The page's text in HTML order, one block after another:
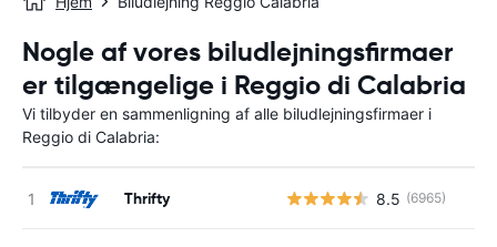
Nogle af vores biludlejningsfirmaer
er tilgængelige i Reggio di Calabria
Vi tilbyder en sammenligning af alle biludlejningsfirmaer i
Reggio di Calabria:
Thrifty 8.5 (6965)